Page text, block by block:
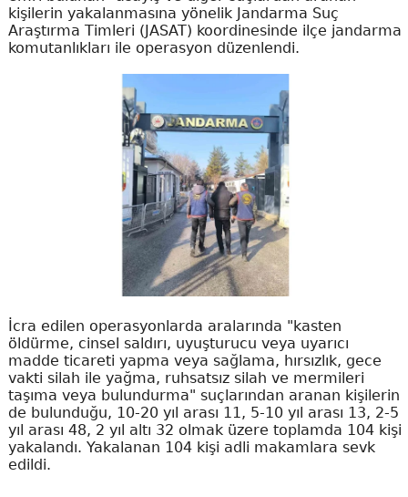
kişilerin yakalanmasına yönelik Jandarma Suç
Araştırma Timleri (JASAT) koordinesinde ilçe jandarma
komutanlıkları ile operasyon düzenlendi.
İcra edilen operasyonlarda aralarında "kasten
öldürme, cinsel saldırı, uyuşturucu veya uyarıcı
madde ticareti yapma veya sağlama, hırsızlık, gece
vakti silah ile yağma, ruhsatsız silah ve mermileri
taşıma veya bulundurma" suçlarından aranan kişilerin
de bulunduğu, 10-20 yıl arası 11, 5-10 yıl arası 13, 2-5
yıl arası 48, 2 yıl altı 32 olmak üzere toplamda 104 kişi
yakalandı. Yakalanan 104 kişi adli makamlara sevk
edildi.